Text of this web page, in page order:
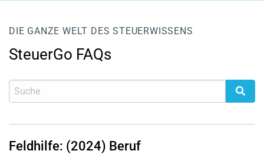
DIE GANZE WELT DES STEUERWISSENS
SteuerGo FAQs
Feldhilfe: (2024) Beruf